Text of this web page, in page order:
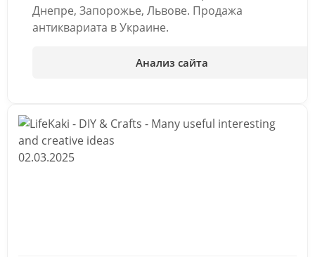
Днепре, Запорожье, Львове. Продажа
антиквариата в Украине.
Анализ сайта
02.03.2025